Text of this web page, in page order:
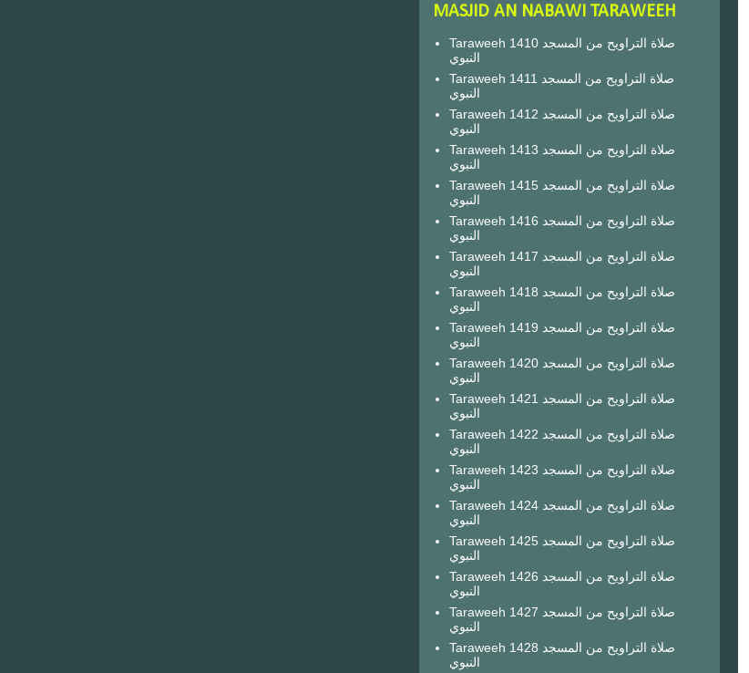
MASJID AN NABAWI TARAWEEH
Taraweeh 1410 صلاة التراويح من المسجد
النبوي
Taraweeh 1411 صلاة التراويح من المسجد
النبوي
Taraweeh 1412 صلاة التراويح من المسجد
النبوي
Taraweeh 1413 صلاة التراويح من المسجد
النبوي
Taraweeh 1415 صلاة التراويح من المسجد
النبوي
Taraweeh 1416 صلاة التراويح من المسجد
النبوي
Taraweeh 1417 صلاة التراويح من المسجد
النبوي
Taraweeh 1418 صلاة التراويح من المسجد
النبوي
Taraweeh 1419 صلاة التراويح من المسجد
النبوي
Taraweeh 1420 صلاة التراويح من المسجد
النبوي
Taraweeh 1421 صلاة التراويح من المسجد
النبوي
Taraweeh 1422 صلاة التراويح من المسجد
النبوي
Taraweeh 1423 صلاة التراويح من المسجد
النبوي
Taraweeh 1424 صلاة التراويح من المسجد
النبوي
Taraweeh 1425 صلاة التراويح من المسجد
النبوي
Taraweeh 1426 صلاة التراويح من المسجد
النبوي
Taraweeh 1427 صلاة التراويح من المسجد
النبوي
Taraweeh 1428 صلاة التراويح من المسجد
النبوي